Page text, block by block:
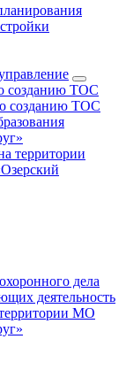
созданию ТОС
созданию ТОС
территории
дела
деятельность
МО